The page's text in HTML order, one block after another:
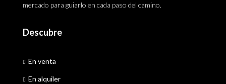
mercado para guiarlo en cada paso del camino.
Descubre
En venta
En alquiler